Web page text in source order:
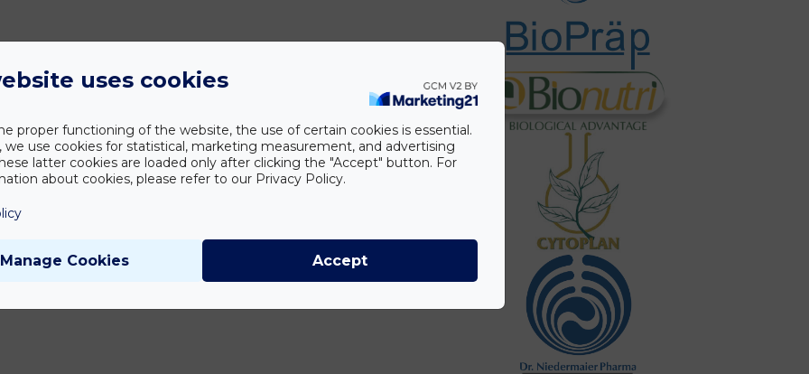
uses cookies
proper functioning of the website, the use of certain cookies is essential.
we use cookies for statistical, marketing measurement, and advertising
latter cookies are loaded only after clicking the "Accept" button. For
about cookies, please refer to our Privacy Policy.
Manage Cookies Accept